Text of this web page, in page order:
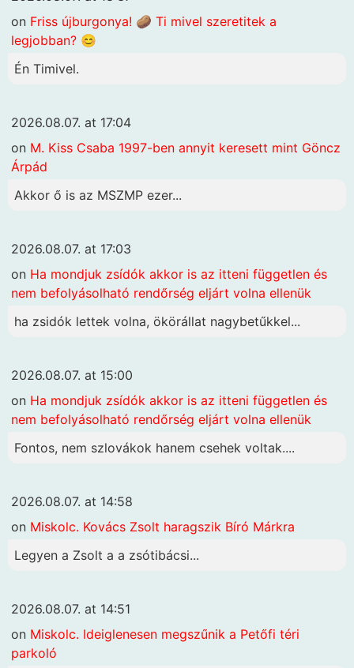
on Friss újburgonya! 🥔 Ti mivel szeretitek a
legjobban? 😊
Én Timivel.
2026.08.07. at 17:04
on M. Kiss Csaba 1997-ben annyit keresett mint Göncz
Árpád
Akkor ő is az MSZMP ezer...
2026.08.07. at 17:03
on Ha mondjuk zsídók akkor is az itteni független és
nem befolyásolható rendőrség eljárt volna ellenük
ha zsidók lettek volna, ökörállat nagybetűkkel...
2026.08.07. at 15:00
on Ha mondjuk zsídók akkor is az itteni független és
nem befolyásolható rendőrség eljárt volna ellenük
Fontos, nem szlovákok hanem csehek voltak....
2026.08.07. at 14:58
on Miskolc. Kovács Zsolt haragszik Bíró Márkra
Legyen a Zsolt a a zsótibácsi...
2026.08.07. at 14:51
on Miskolc. Ideiglenesen megszűnik a Petőfi téri
parkoló